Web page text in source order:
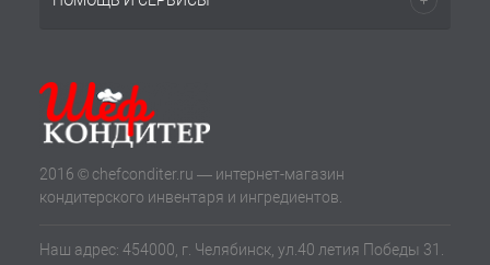
2016 © chefconditer.ru — интернет-магазин
кондитерского инвентаря и ингредиентов.
Наш адрес: 454000, г. Челябинск, ул.40 летия Победы 31.